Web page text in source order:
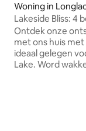
Woning in
Lakeside Bliss: 4
Ontdek onze
met ons huis met
ideaal gelegen
Lake. Word